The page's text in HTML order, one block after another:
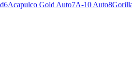
6Acapulco Gold Auto7A-10 Auto8